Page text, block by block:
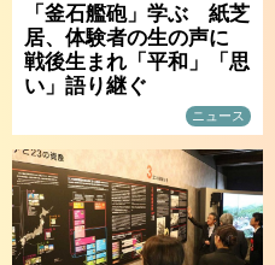
「釜石艦砲」学ぶ 紙芝
居、体験者の生の声に
戦後生まれ「平和」「思
い」語り継ぐ
ニュース